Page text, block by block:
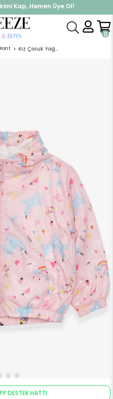
İndirimi, Hemen Al!
Kap, Hemen Üye Ol!
0
Kız Çocuk Yağmurluk Unicorn Somon (4 Yaş)
DESTEK HATTI